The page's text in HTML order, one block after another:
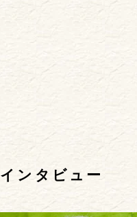
インタビュー